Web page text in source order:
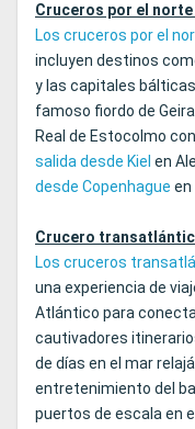
Cruceros por el norte
Los cruceros por el
incluyen destinos
y las capitales
famoso fiordo de
Real de Estocolmo
salidadesde Kiel en
desde Copenhague en
Crucero
Los cruceros
una experiencia de
Atlántico para
cautivadores
de días en el mar
entretenimiento del
puertos de escala en